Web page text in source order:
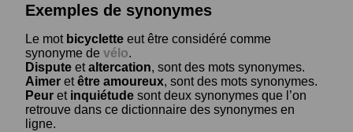
Exemples de synonymes
Le mot bicyclette eut être considéré comme
synonyme de vélo.
Dispute etaltercation, sont des mots synonymes.
Aimer etêtre amoureux, sont des mots synonymes.
Peur et inquiétude sont deux synonymes que l’on
retrouve dans ce dictionnaire des synonymes en
ligne.